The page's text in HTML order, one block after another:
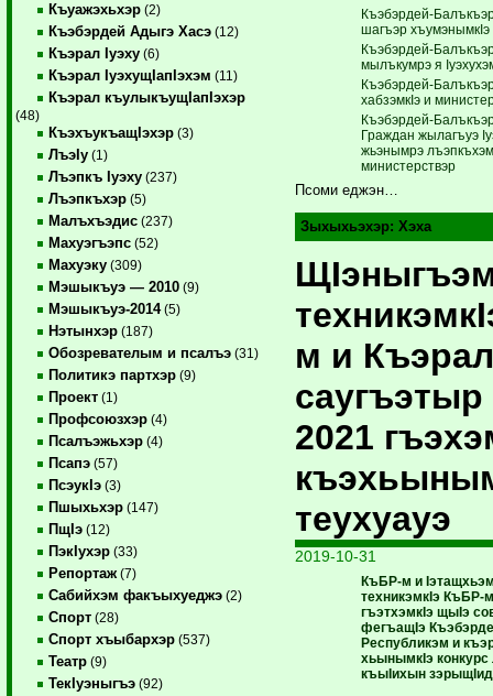
Къуажэхьхэр (2)
Къэбэрдей Адыгэ Хасэ (12)
Къэрал Iуэху (6)
Къэрал IуэхущIапIэхэм (11)
Къэрал къулыкъущIапIэхэр
(48)
КъэхъукъащIэхэр (3)
ЛъэIу (1)
Лъэпкъ Iуэху (237)
Лъэпкъхэр (5)
Малъхъэдис (237)
Махуэгъэпс (52)
Махуэку (309)
Мэшыкъуэ — 2010 (9)
Мэшыкъуэ-2014(5)
Нэтынхэр (187)
Обозревателым и псалъэ (31)
Политикэ партхэр (9)
Проект (1)
Профсоюзхэр (4)
Псалъэжьхэр (4)
Псапэ (57)
ПсэукIэ (3)
Пшыхьхэр (147)
ПщIэ (12)
ПэкIухэр (33)
Репортаж (7)
Сабийхэм факъыхуеджэ (2)
Спорт (28)
Спорт хъыбархэр (537)
Театр (9)
ТекIуэныгъэ (92)
Къэбэрдей-
шагъэр хъумэнымкIэ
Къэбэрдей-
мылъкумрэ я
Къэбэрдей-
хабзэмкIэ и
Къэбэрдей-
Граждан жылагъуэ
жьэ­нымрэ
министерствэр
Псоми еджэн…
Зыхыхьэхэр:Хэха
м и
саугъэтыр
2021
теухуауэ
2019-10-31
КъБР-м и
техникэмкIэ КъБР-
гъэтхэмкIэ щыIэ
фегъащIэ
Республикэм и
хьынымкIэ
къыIихын